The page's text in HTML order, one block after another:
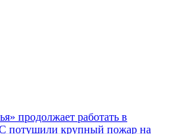
продолжает работать в
потушили крупный пожар на